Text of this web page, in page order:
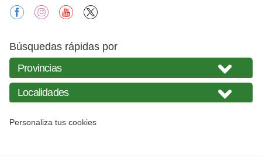
facebookinstagramyoutube
Búsquedas rápidas por
Personaliza tus cookies